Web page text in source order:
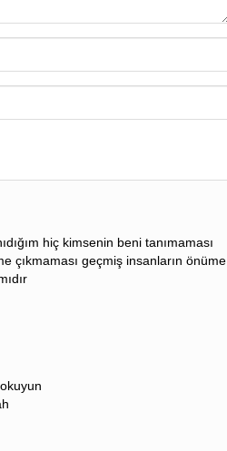
hiç kimsenin beni tanımaması
çıkmaması geçmiş insanların önüme